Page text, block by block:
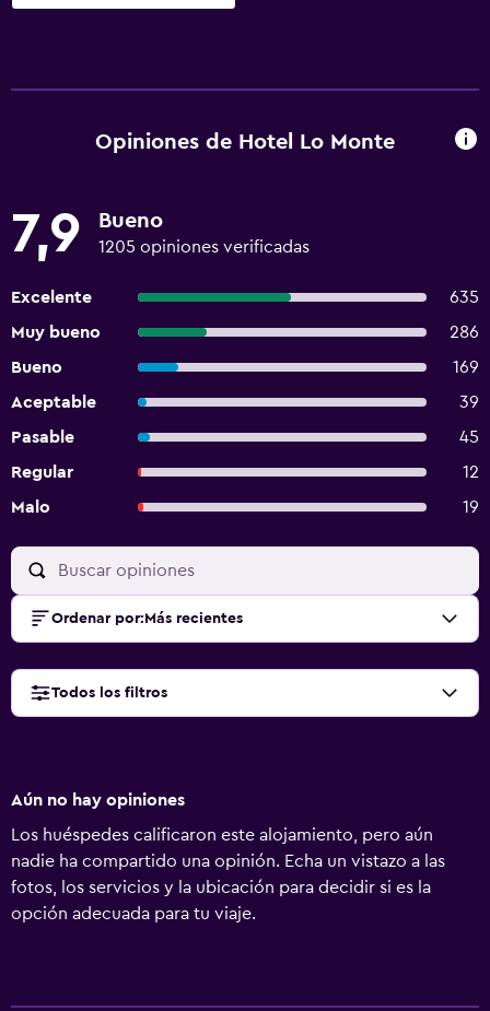
Opiniones de Hotel Lo Monte
7,9 Bueno
1205 opiniones verificadas
Excelente
635
Muy bueno
286
Bueno
169
Aceptable
39
Pasable
45
Regular
12
Malo
19
Ordenar por: Más recientes
Todos los filtros
Aún no hay opiniones
Los huéspedes calificaron este alojamiento, pero aún
nadie ha compartido una opinión. Echa un vistazo a las
fotos, los servicios y la ubicación para decidir si es la
opción adecuada para tu viaje.